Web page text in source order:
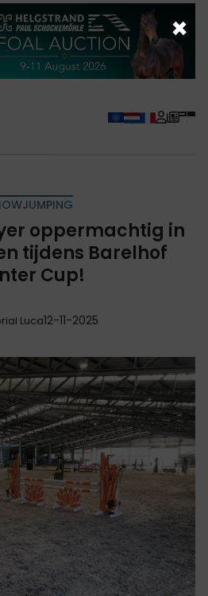
oppermachtig in
tijdens Barelhof
Cup!
Luca12-11-2025
×